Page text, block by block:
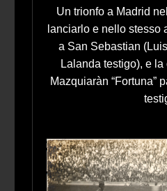
Un trionfo a Madrid
lanciarlo e nello stesso
a San Sebastian
Lalanda testigo), e
Mazquiaràn “Fortuna”